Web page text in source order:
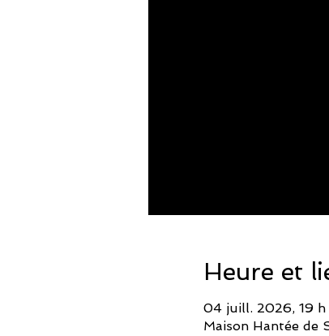
Heure et
04 juill. 2026, 19
Maison Hantée de